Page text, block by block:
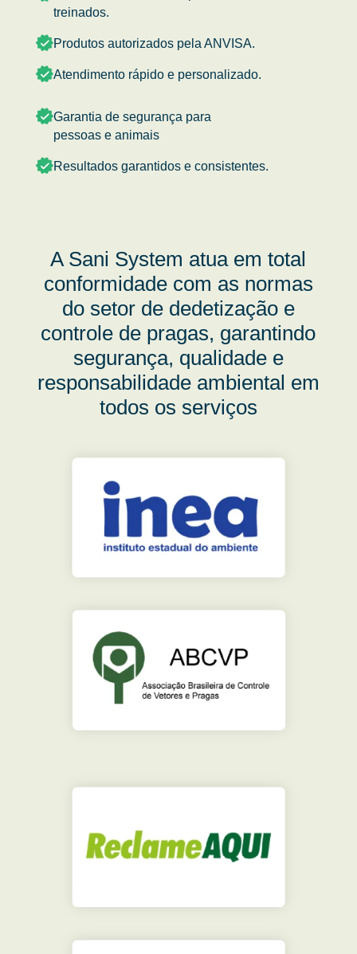
treinados.
Produtos autorizados pela ANVISA.
Atendimento rápido e personalizado.
Garantia de segurança para
pessoas e animais
Resultados garantidos e consistentes.
A Sani System atua em total
conformidade com as normas
do setor de dedetização e
controle de pragas, garantindo
segurança, qualidade e
responsabilidade ambiental em
todos os serviços